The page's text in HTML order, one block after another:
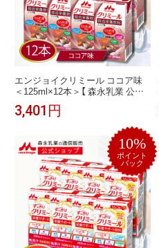
エンジョイクリミール ココア味
＜125ml×12本＞【 森永乳業 公式
ショップ】 高齢者 栄養補助食品
流動食 介護食 ドリンク 栄養補給
飲料 栄養ドリンク 栄養補助飲料
食事 栄養 おやつ たんぱく質 食欲
不振 ミネラル 乳酸菌 ビタミン シ
ールド乳酸菌 セット おいしい
3,401円
10%
ポイント
バック